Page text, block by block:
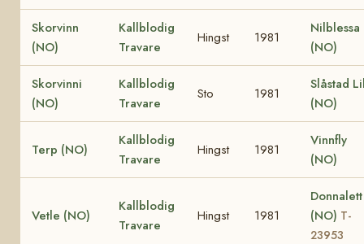
Skorvinn
(NO)
Kallblodig
Travare
Hingst 1981
Nilblessa
(NO)
Skorvinni
(NO)
Kallblodig
Travare
Sto 1981
Slåstad
(NO)
Terp (NO)
Kallblodig
Travare
Hingst 1981
Vinnfly
(NO)
Vetle (NO)
Kallblodig
Travare
Hingst 1981
Donnalett
(NO) T-
23953